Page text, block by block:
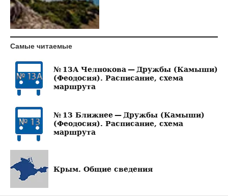
Самые читаемые
№ 13А Челнокова — Дружбы (Камыши)
(Феодосия). Расписание, схема
маршрута
№ 13 Ближнее — Дружбы (Камыши)
(Феодосия). Расписание, схема
маршрута
Крым. Общие сведения